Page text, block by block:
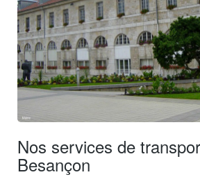
Nos services de
Besançon